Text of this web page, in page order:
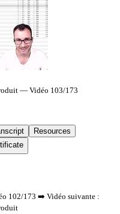
— Vidéo 103/173
Resources
102/173 ➡️ Vidéo suivante :